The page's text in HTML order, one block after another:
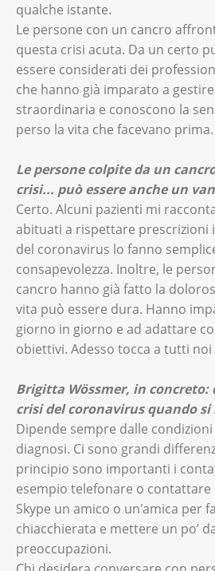
qualche istante.
Le persone con un cancro
questa crisi acuta. Da un certo
essere considerati dei
che hanno già imparato a
straordinaria e conoscono la
perso la vita che facevano prima.
Le persone colpite da un
crisi... può essere anche un
Certo. Alcuni pazienti mi
abituati a rispettare prescrizioni
del coronavirus lo fanno
consapevolezza. Inoltre, le
cancro hanno già fatto la
vita può essere dura. Hanno
giorno in giorno e ad adattare
obiettivi. Adesso tocca a tutti noi
Brigitta Wössmer, in concreto:
crisi del coronavirus quando si
Dipende sempre dalle
diagnosi. Ci sono grandi
principio sono importanti i
esempio telefonare o
Skype un amico o un'amica per
chiacchierata e mettere un po’
preoccupazioni.